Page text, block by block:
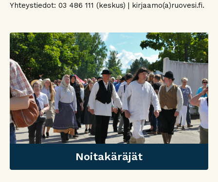
Yhteystiedot: 03 486 111 (keskus) | kirjaamo(a)ruovesi.fi.
Noitakäräjät
Noitakäräjät